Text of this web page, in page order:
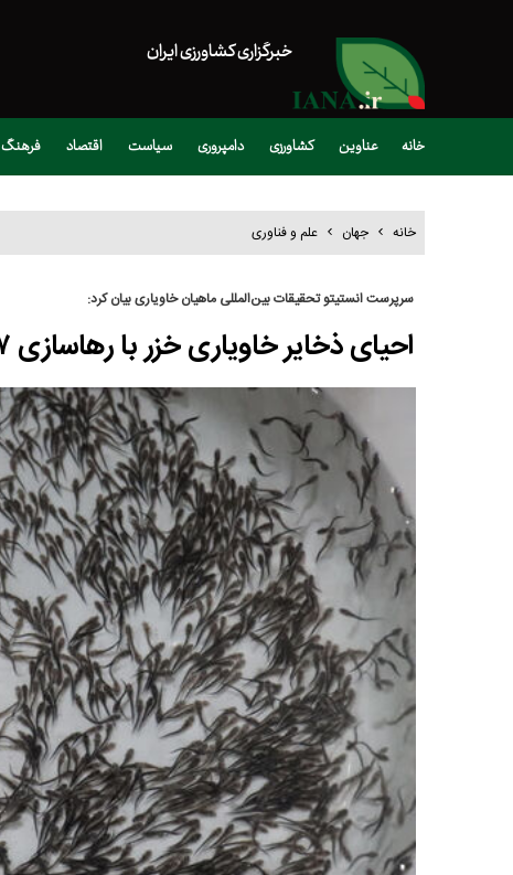
خبرگزاری کشاورزی ایران
خانه عناوین کشاورزی دامپروری سیاست اقتصاد فرهنگ
خانه جهان علم و فناوری
سرپرست انستیتو تحقیقات بین‌المللی ماهیان خاویاری بیان کرد:
احیای ذخایر خاویاری خزر با رهاسازی ۲۱۷ هزار بچه ماهی